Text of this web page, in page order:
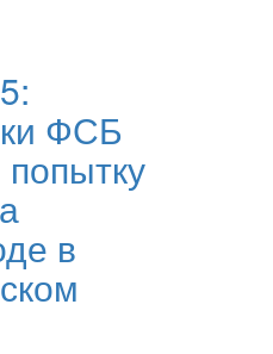
ФСБ
в